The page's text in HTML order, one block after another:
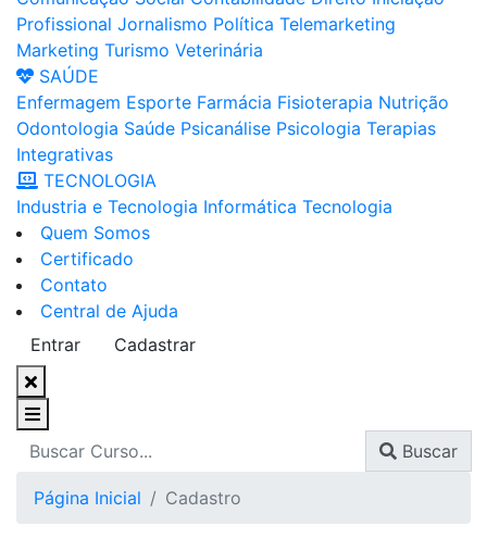
Profissional Jornalismo Política Telemarketing
Marketing Turismo Veterinária
SAÚDE
Enfermagem Esporte Farmácia Fisioterapia Nutrição
Odontologia Saúde Psicanálise Psicologia Terapias
Integrativas
TECNOLOGIA
Industria e Tecnologia Informática Tecnologia
Quem Somos
Certificado
Contato
Central de Ajuda
Entrar
Cadastrar
Buscar
Página Inicial Cadastro